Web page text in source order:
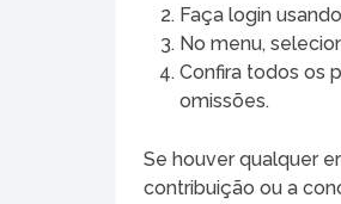
Faça login
No menu,
Confira todos os
omissões.
Se houver qualquer
contribuição ou a